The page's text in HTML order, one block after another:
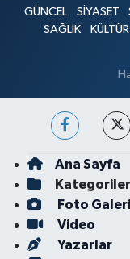
GÜNCEL SİYASET
SAĞLIK
Ana Sayfa
Kategoriler
Foto Galeri
Video
Yazarlar